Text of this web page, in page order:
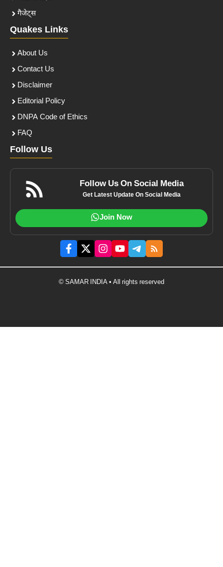
गैजेट्स
Quakes Links
About Us
Contact Us
Disclaimer
Editorial Policy
DNPA Code of Ethics
FAQ
Follow Us
Follow Us On Social Media
Get Latest Update On Social Media
Join Now
© SAMAR INDIA • All rights reserved